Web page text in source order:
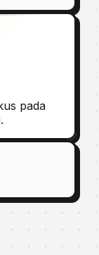
pada